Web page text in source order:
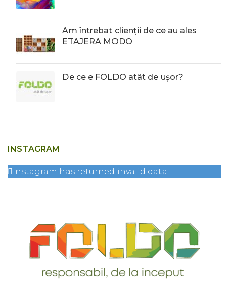
Am întrebat clienții de ce au ales
ETAJERA MODO
De ce e FOLDO atât de ușor?
INSTAGRAM
Instagram has returned invalid data.